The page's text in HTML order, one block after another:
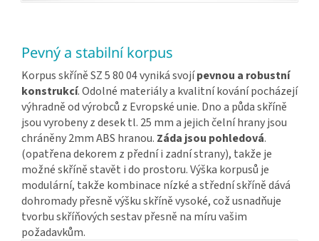
Pevný a stabilní korpus
Korpus skříně SZ 5 80 04 vyniká svojípevnou a robustní
konstrukcí. Odolné materiály a kvalitní kování pocházejí
výhradně od výrobců z Evropské unie. Dno a půda skříně
jsou vyrobeny z desek tl. 25 mm a jejich čelní hrany jsou
chráněny 2mm ABS hranou. Záda jsou pohledová.
(opatřena dekorem z přední i zadní strany), takže je
možné skříně stavět i do prostoru. Výška korpusů je
modulární, takže kombinace nízké a střední skříně dává
dohromady přesně výšku skříně vysoké, což usnadňuje
tvorbu skříňových sestav přesně na míru vašim
požadavkům.